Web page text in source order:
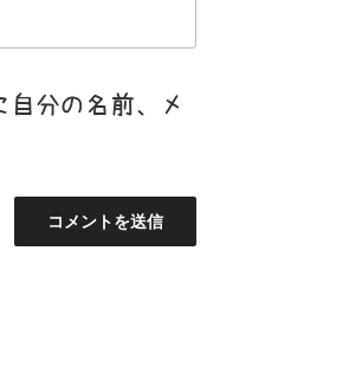
分の名前、メ